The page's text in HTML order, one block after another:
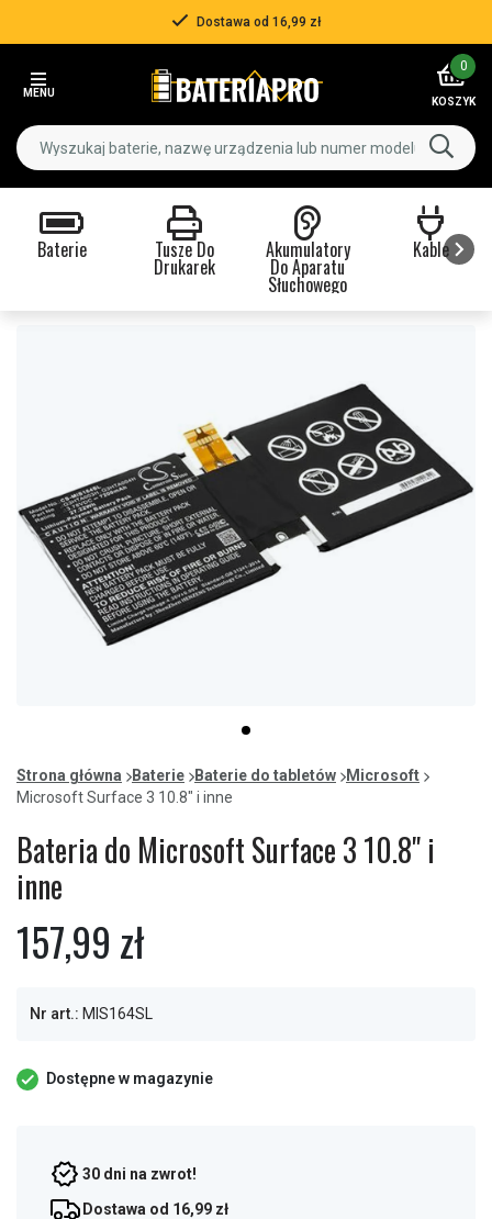
Dostawa od 16,99 zł
MENU
0
KOSZYK
Baterie Tusze Do
Drukarek
Akumulatory
Do Aparatu
Słuchowego
Kable
item
0
of
1
Strona główna Baterie Baterie do tabletów
Microsoft
Microsoft Surface 3 10.8" i inne
Bateria do Microsoft Surface 3 10.8" i
inne
157,99 zł
Nr art.: MIS164SL
Dostępne w magazynie
30 dni na zwrot!
Dostawa od 16,99 zł